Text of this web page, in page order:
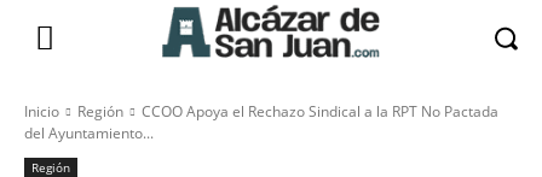
Inicio Región
CCOO Apoya el Rechazo Sindical a la RPT No Pactada
del Ayuntamiento...
Región